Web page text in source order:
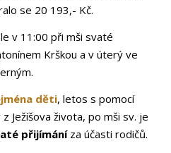
se 20 193,- Kč.
v 11:00 při mši svaté
Krškou a v úterý ve
děti, letos s pomocí
Ježíšova života, po mši sv. je
přijímáníza účasti rodičů.